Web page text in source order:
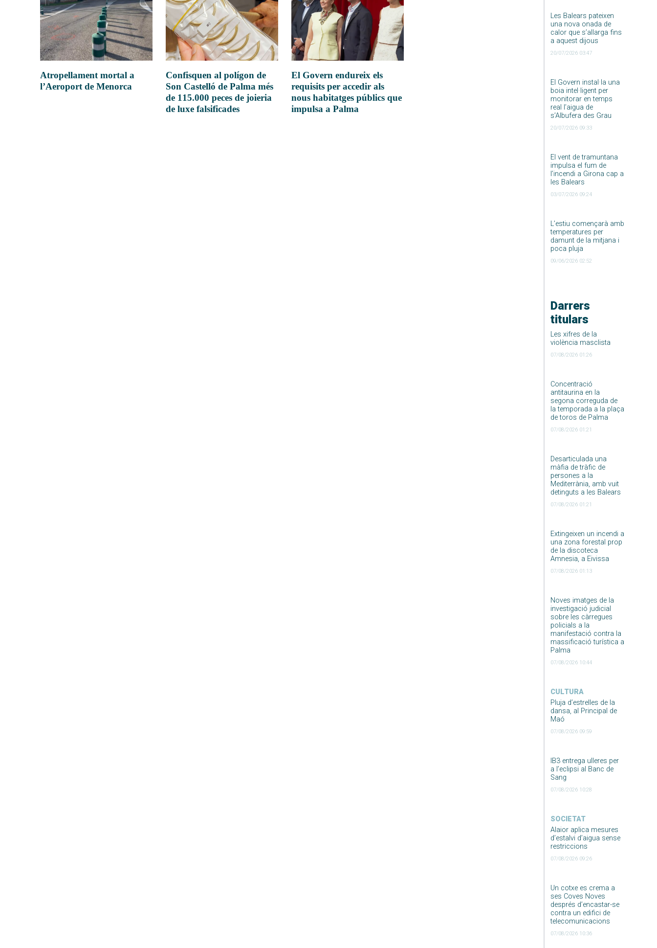
Les Balears pateixen
una nova onada de
calor que s’allarga fins
a aquest dijous
20/07/2026 03:47
El Govern instal·la una
boia intel·ligent per
monitorar en temps
real l’aigua de
s’Albufera des Grau
20/07/2026 09:33
El vent de tramuntana
impulsa el fum de
l’incendi a Girona cap a
les Balears
03/07/2026 09:24
L’estiu començarà amb
temperatures per
damunt de la mitjana i
poca pluja
09/06/2026 02:52
Darrers
titulars
Les xifres de la
violència masclista
07/08/2026 01:26
Concentració
antitaurina en la
segona correguda de
la temporada a la plaça
de toros de Palma
07/08/2026 01:21
Desarticulada una
màfia de tràfic de
persones a la
Mediterrània, amb vuit
detinguts a les Balears
07/08/2026 01:21
Extingeixen un incendi a
una zona forestal prop
de la discoteca
Amnesia, a Eivissa
07/08/2026 01:13
Noves imatges de la
investigació judicial
sobre les càrregues
policials a la
manifestació contra la
massificació turística a
Palma
07/08/2026 10:44
CULTURA
Pluja d’estrelles de la
dansa, al Principal de
Maó
07/08/2026 09:59
IB3 entrega ulleres per
a l’eclipsi al Banc de
Sang
07/08/2026 10:28
SOCIETAT
Alaior aplica mesures
d’estalvi d’aigua sense
restriccions
07/08/2026 09:26
Un cotxe es crema a
ses Coves Noves
després d’encastar-se
contra un edifici de
telecomunicacions
07/08/2026 10:36
Atropellament mortal a
l’Aeroport de Menorca
Confisquen al polígon de
Son Castelló de Palma més
de 115.000 peces de joieria
de luxe falsificades
El Govern endureix els
requisits per accedir als
nous habitatges públics que
impulsa a Palma